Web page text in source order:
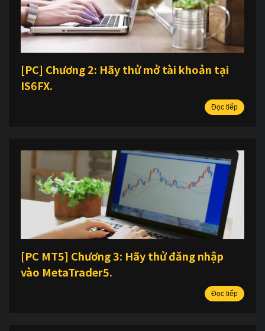
[PC] Chương 2: Hãy thử mở tài khoản tại
IS6FX.
Đọc tiếp
[PC MT5] Chương 3: Hãy thử đăng nhập
vào MetaTrader5.
Đọc tiếp